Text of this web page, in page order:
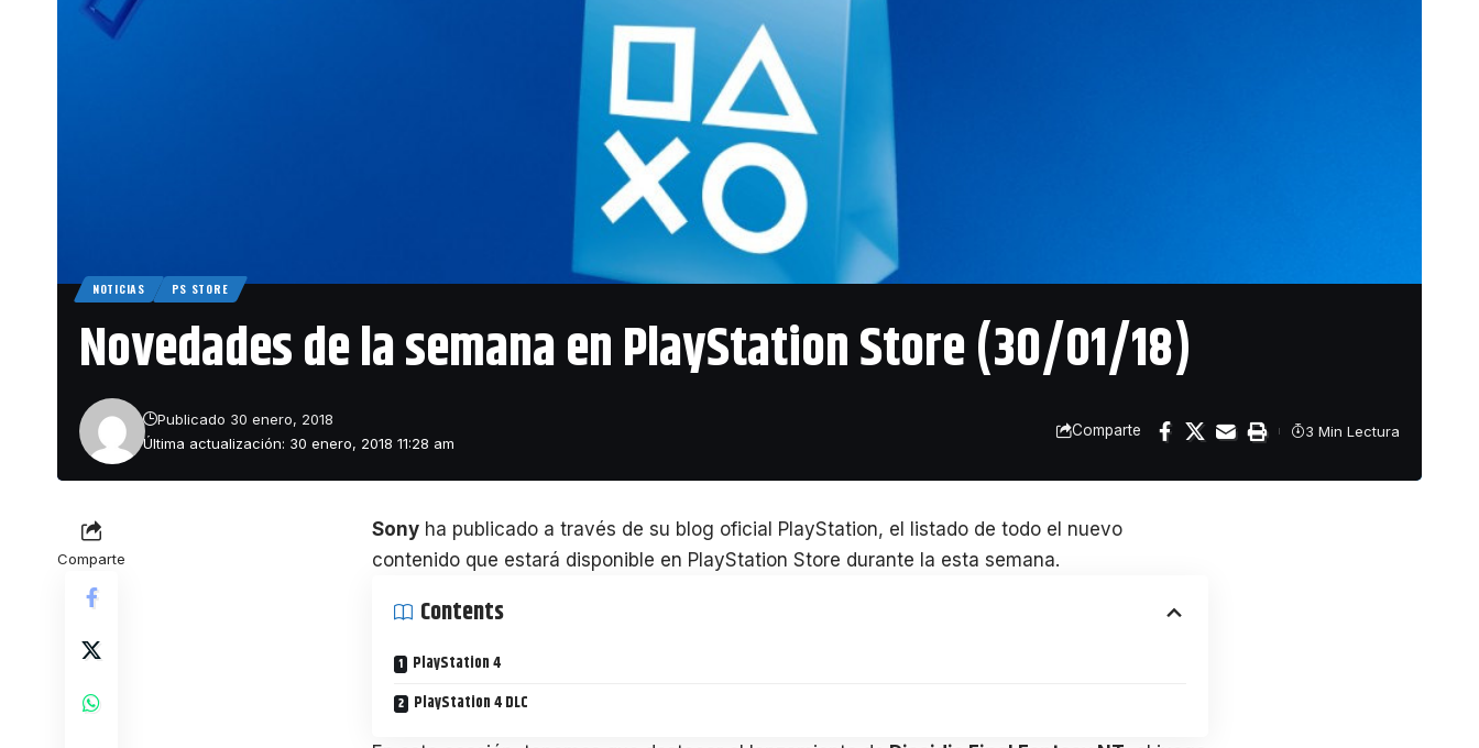
NOTICIAS PS STORE
Novedades de la semana en PlayStation Store (30/01/18)
Última actualización: 30 enero, 2018 11:28 am
Publicado 30 enero, 2018
Comparte 3 Min Lectura
Comparte
Sony ha publicado a través de su blog oficial PlayStation, el listado de todo el nuevo
contenido que estará disponible en PlayStation Store durante la esta semana.
Contents
PlayStation 4
PlayStation 4 DLC